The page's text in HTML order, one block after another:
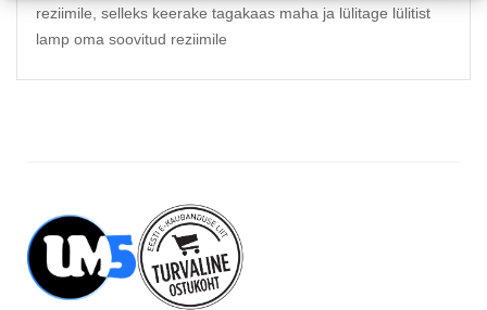
reziimile, selleks keerake tagakaas maha ja lülitage lülitist
lamp oma soovitud reziimile